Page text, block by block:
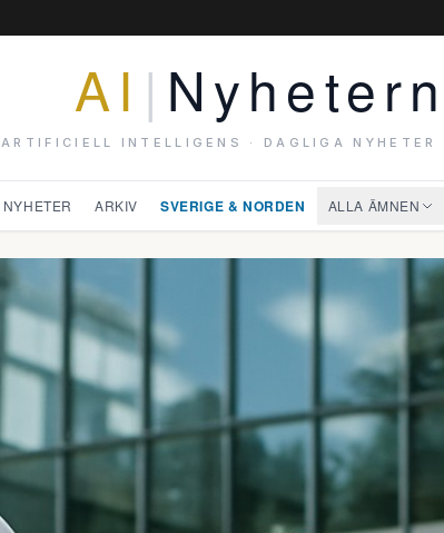
AI |
ARTIFICIELL INTELLIGENS · DAGLIGA NYHETER
NYHETER ARKIV SVERIGE & NORDEN ALLA ÄMNEN